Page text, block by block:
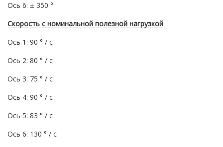
Ось 6: ± 350 °
Скорость с номинальной полезной нагрузкой
Ось 1: 90 ° / с
Ось 2: 80 ° / с
Ось 3: 75 ° / с
Ось 4: 90 ° / с
Ось 5: 83 ° / с
Ось 6: 130 ° / с